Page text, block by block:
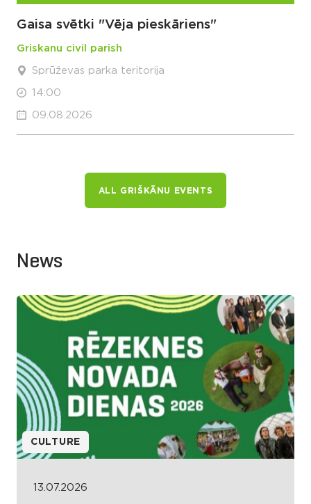
Gaisa svētki "Vēja pieskāriens"
Griskanu civil parish
Sprūževas parka teritorija
14:00
09.08.2026
ALL GRIŠKĀNU EVENTS
News
CULTURE
13.07.2026